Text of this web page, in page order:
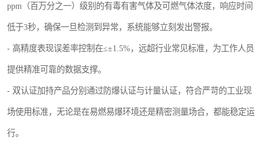
ppm（百万分之一）级别的有毒有害气体及可燃气体浓度，响应时间
低于3秒，确保一旦检测到异常，系统能够立刻发出警报。
- 高精度表现误差率控制在≤±1.5%，远超行业常见标准，为工作人员
提供精准可靠的数据支撑。
- 双认证加持产品分别通过防爆认证与计量认证，符合严苛的工业现
场使用标准，无论是在易燃易爆环境还是精密测量场合，都能稳定运
行。